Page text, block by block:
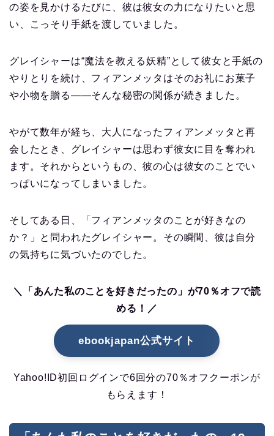
の姿を見かけるたびに、彼は彼女の力になりたいと思
い、こっそり手紙を渡していました。
グレイシャーは“魔法を教える妖精”として彼女と手紙の
やりとりを続け、フィアンメッタはそのお礼にお菓子
や小物を贈る——そんな秘密の関係が続きました。
やがて数年が経ち、大人になったフィアンメッタと再
会したとき、グレイシャーは思わず彼女に目を奪われ
ます。それからというもの、彼の心は彼女のことでい
っぱいになってしまいました。
そしてある日、「フィアンメッタのことが好きなの
か？」と問われたグレイシャー。その瞬間、彼は自分
の気持ちに気づいたのでした。
＼「あんた私のことを好きだったの」が70％オフで読
める！／
ebookjapan公式サイト
Yahoo!ID初回ログインで6回分の70％オフクーポンが
もらえます！